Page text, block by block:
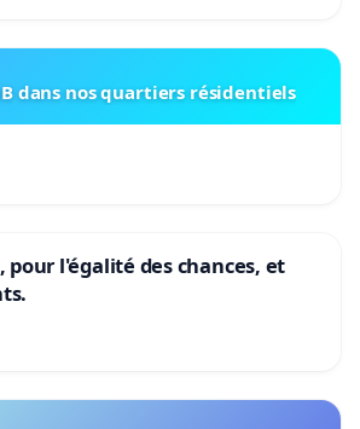
dans nos quartiers résidentiels
pour l'égalité des chances, et